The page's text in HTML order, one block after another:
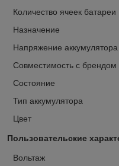
Количество ячеек батареи
Назначение
Напряжение аккумулятора
Совместимость с брендом
Состояние
Тип аккумулятора
Цвет
Пользовательские
Вольтаж